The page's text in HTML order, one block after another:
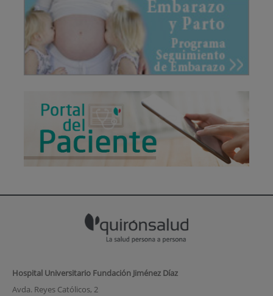
Hospital Universitario Fundación Jiménez Díaz
Avda. Reyes Católicos, 2